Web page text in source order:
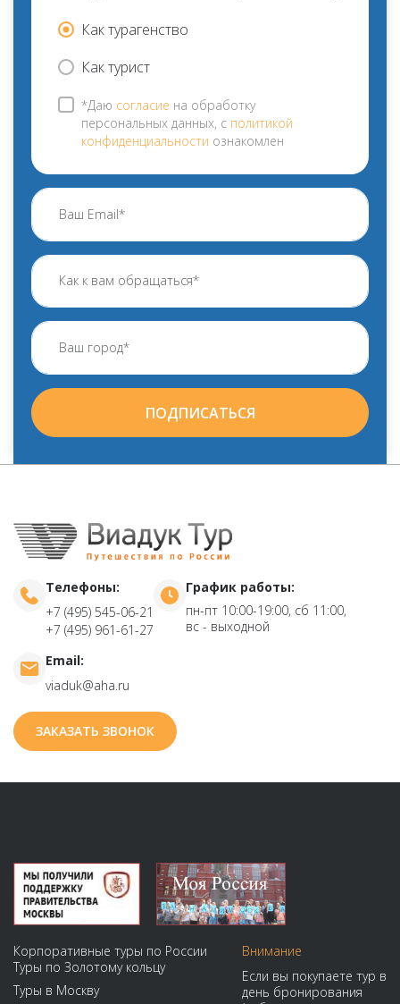
Как турагенство
Как турист
*Даю согласие на обработку
персональных данных, с политикой
конфиденциальности ознакомлен
ПОДПИСАТЬСЯ
Телефоны:
+7 (495) 545-06-21
+7 (495) 961-61-27
График работы:
пн-пт 10:00-19:00, сб 11:00,
вс - выходной
Email:
viaduk@aha.ru
ЗАКАЗАТЬ ЗВОНОК
Корпоративные туры по России
Туры по Золотому кольцу
Туры в Москву
Внимание
Если вы покупаете тур в
день бронирования